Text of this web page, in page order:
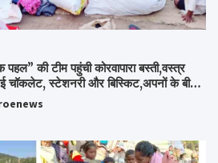
की टीम पहुंची कोरवापारा बस्ती,वस्त्र
चॉकलेट, स्टेशनरी और बिस्किट,अपनों के बीच
समूह के संस्थापक स्व.विश्वबंधु को
के लोगों ने रखी अपनी राय,कहा स्व.शर्मा के